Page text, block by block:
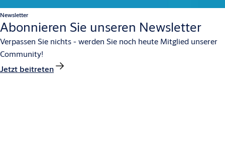
Newsletter
Abonnieren Sie unseren Newsletter
Verpassen Sie nichts - werden Sie noch heute Mitglied unserer
Community!
Jetzt beitreten